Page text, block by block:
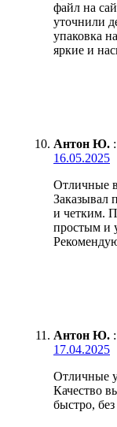
файл на
уточнили
упаковка
яркие и
Антон Ю. :
16.05.2025
Отличные
Заказывал
и четким.
простым и
Антон Ю. :
17.04.2025
Отличные
Качество
быстро,